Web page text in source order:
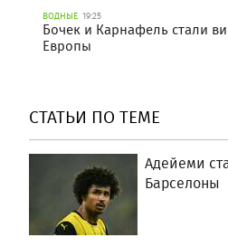
ВОДНЫЕ 19:25
Бочек и Карнафель стали
Европы
СТАТЬИ ПО ТЕМЕ
Адейеми
Барселоны